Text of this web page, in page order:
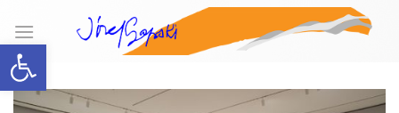
Open toolbar
content